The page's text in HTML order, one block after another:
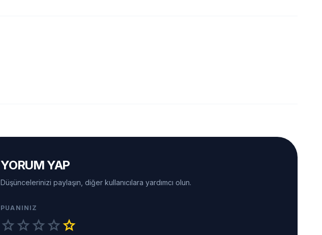
YORUM YAP
Düşüncelerinizi paylaşın, diğer kullanıcılara yardımcı olun.
PUANINIZ
starstarstarstarstar